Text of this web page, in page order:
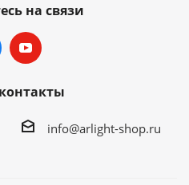
на связи
info@arlight-shop.ru